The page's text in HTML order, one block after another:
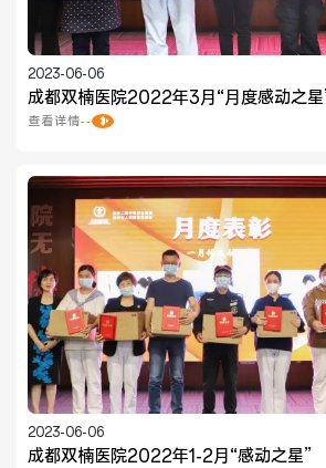
2023-06-06
成都双楠医院2022年3月“月度感动之
查看详情
2023-06-06
成都双楠医院2022年1-2月“感动之星”